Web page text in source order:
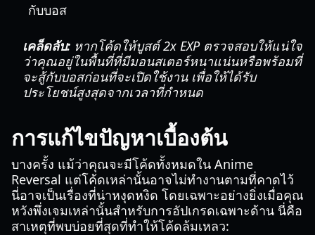
กับบอส
เคล็ดลับ: หากโค้ดให้บูสต์ 2x EXP ตรวจสอบให้แน่ใจ
ว่าคุณอยู่ในพื้นที่ที่มีมอนสเตอร์หนาแน่นหรือพร้อมที่
จะสู้กับบอสก่อนที่จะเปิดใช้งาน เพื่อให้ได้รับ
ประโยชน์สูงสุดจากเวลาที่กำหนด
การแก้ไขปัญหาเบื้องต้น
บางครั้ง แม้ว่าคุณจะมีโค้ดทั้งหมดใน Anime
Reversal แต่โค้ดเหล่านั้นอาจไม่ทำงานตามที่คาดไว้
นี่อาจเป็นเรื่องที่น่าหงุดหงิด โดยเฉพาะอย่างยิ่งเมื่อคุณ
หวังพึ่งเจมเหล่านั้นสำหรับการอัปเกรดเฉพาะด้าน นี่คือ
สาเหตุที่พบบ่อยที่สุดที่ทำให้โค้ดล้มเหลว: